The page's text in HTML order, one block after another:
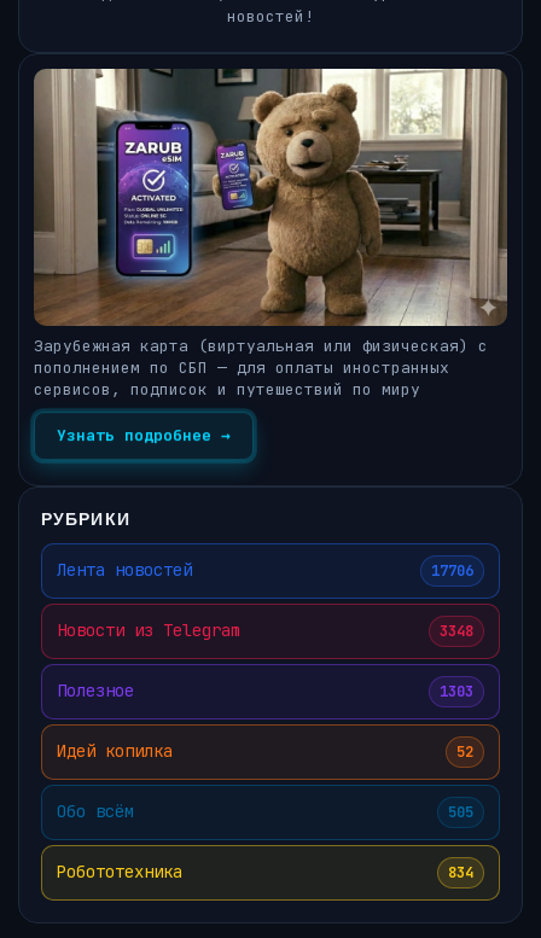
новостей!
Зарубежная карта (виртуальная или физическая) с
пополнением по СБП — для оплаты иностранных
сервисов, подписок и путешествий по миру
Узнать подробнее →
РУБРИКИ
Лента новостей 17706
Новости из Telegram 3348
Полезное 1303
Идей копилка 52
Обо всём 505
Робототехника 834